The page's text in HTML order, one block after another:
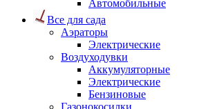
Автомобильные
Все для сада
Аэраторы
Электрические
Воздуходувки
Аккумуляторные
Электрические
Бензиновые
Газонокосилки